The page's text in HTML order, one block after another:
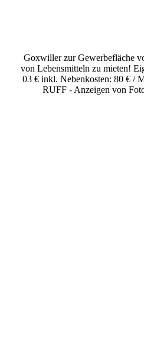
Goxwiller zur Gewerbefläche
von Lebensmitteln zu mieten!
03 € inkl. Nebenkosten: 80 € /
RUFF - Anzeigen von